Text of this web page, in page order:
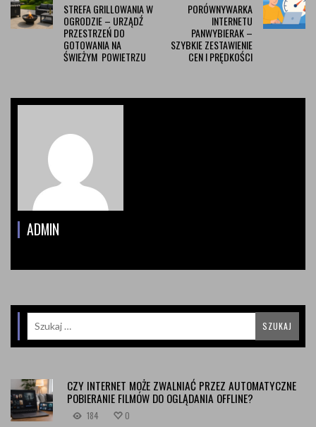
STREFA GRILLOWANIA W
OGRODZIE – URZĄDŹ
PRZESTRZEŃ DO
GOTOWANIA NA
ŚWIEŻYM POWIETRZU
PORÓWNYWARKA
INTERNETU
PANWYBIERAK –
SZYBKIE ZESTAWIENIE
CEN I PRĘDKOŚCI
ADMIN
CZY INTERNET MOŻE ZWALNIAĆ PRZEZ AUTOMATYCZNE
POBIERANIE FILMÓW DO OGLĄDANIA OFFLINE?
184 0